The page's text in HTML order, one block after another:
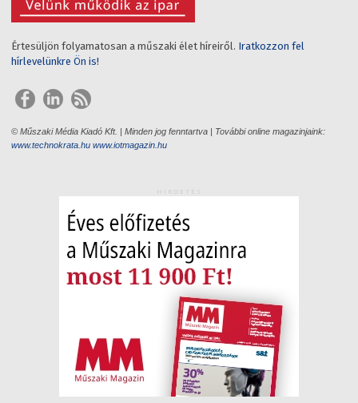
Értesüljön folyamatosan a műszaki élet híreiről. Iratkozzon fel
hírlevelünkre Ön is!
© Műszaki Média Kiadó Kft. | Minden jog fenntartva | További online magazinjaink:
www.technokrata.hu www.iotmagazin.hu
HIRDETÉS